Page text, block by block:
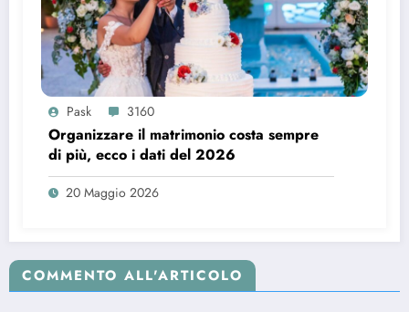
Pask 3160
Organizzare il matrimonio costa sempre
di più, ecco i dati del 2026
20 Maggio 2026
COMMENTO ALL'ARTICOLO